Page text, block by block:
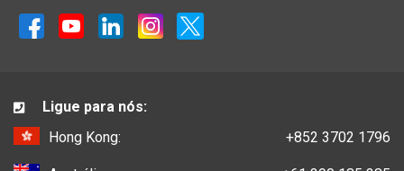
Ligue para nós:
Hong Kong:
+852 3702 1796